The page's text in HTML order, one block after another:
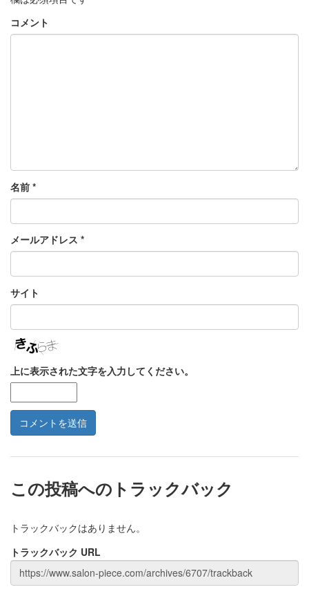
コメント
名前 *
メールアドレス *
サイト
上に表示された文字を入力してください。
この投稿へのトラックバック
トラックバックはありません。
トラックバック URL